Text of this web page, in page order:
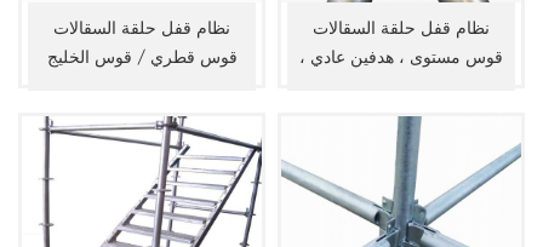
نظام قفل حلقة السقالات
قوس قطري / قوس الخليج
نظام قفل حلقة السقالات
قوس مستوى ، هدفين عادي ،